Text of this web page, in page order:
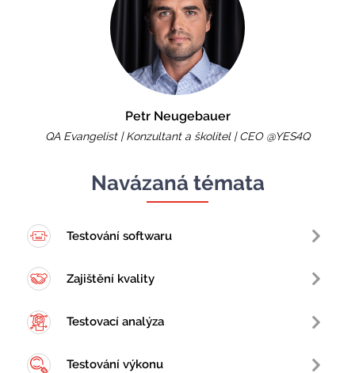
Petr Neugebauer
QA Evangelist | Konzultant a školitel | CEO @YES4Q
Navázaná témata
Testování softwaru
Zajištění kvality
Testovací analýza
Testování výkonu